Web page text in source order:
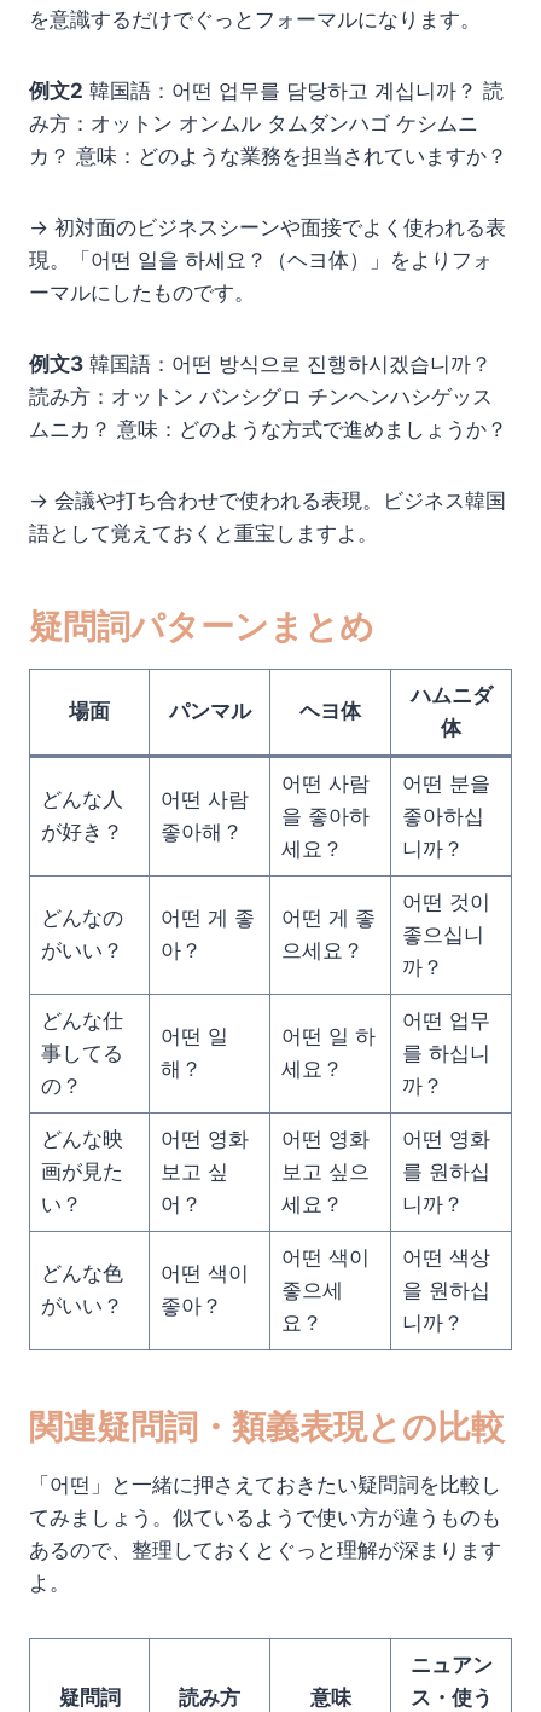
を意識するだけでぐっとフォーマルになります。
例文2 韓国語：어떤 업무를 담당하고 계십니까？ 読
み方：オットン オンムル タムダンハゴ ケシムニ
カ？ 意味：どのような業務を担当されていますか？
→ 初対面のビジネスシーンや面接でよく使われる表
現。「어떤 일을 하세요？（ヘヨ体）」をよりフォ
ーマルにしたものです。
例文3 韓国語：어떤 방식으로 진행하시겠습니까？
読み方：オットン バンシグロ チンヘンハシゲッス
ムニカ？ 意味：どのような方式で進めましょうか？
→ 会議や打ち合わせで使われる表現。ビジネス韓国
語として覚えておくと重宝しますよ。
疑問詞パターンまとめ
場面 パンマル ヘヨ体
ハムニダ
体
どんな人
が好き？
어떤 사람
좋아해？
어떤 사람
을 좋아하
세요？
어떤 분을
좋아하십
니까？
どんなの
がいい？
어떤 게 좋
아？
어떤 게 좋
으세요？
어떤 것이
좋으십니
까？
どんな仕
事してる
の？
어떤 일
해？
어떤 일 하
세요？
어떤 업무
를 하십니
까？
どんな映
画が見た
い？
어떤 영화
보고 싶
어？
어떤 영화
보고 싶으
세요？
어떤 영화
를 원하십
니까？
どんな色
がいい？
어떤 색이
좋아？
어떤 색이
좋으세
요？
어떤 색상
을 원하십
니까？
関連疑問詞・類義表現との比較
「어떤」と一緒に押さえておきたい疑問詞を比較し
てみましょう。似ているようで使い方が違うものも
あるので、整理しておくとぐっと理解が深まります
よ。
疑問詞 読み方 意味
ニュアン
ス・使う